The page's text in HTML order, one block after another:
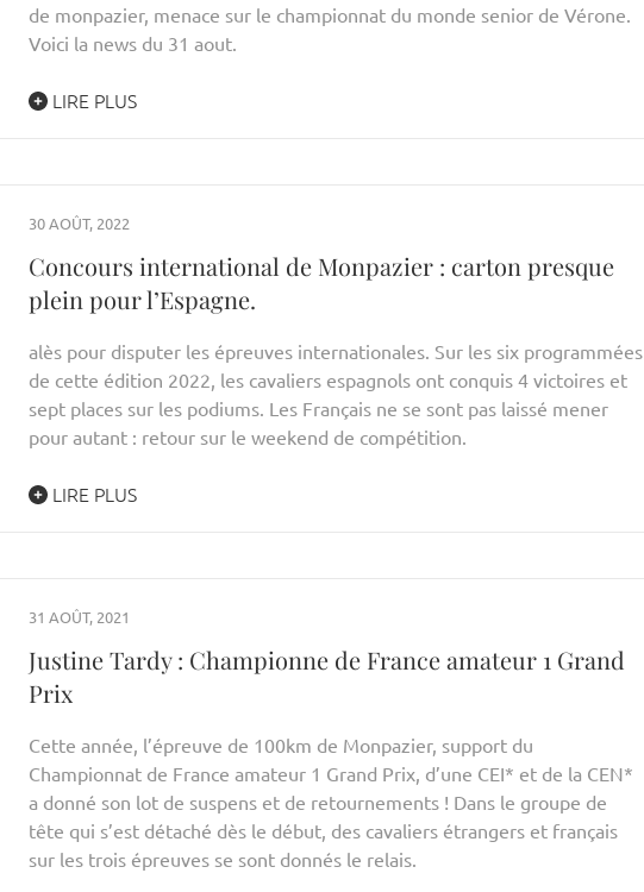
de monpazier, menace sur le championnat du monde senior de Vérone.
Voici la news du 31 aout.
LIRE PLUS
30 AOÛT, 2022
Concours international de Monpazier : carton presque
plein pour l’Espagne.
alès pour disputer les épreuves internationales. Sur les six programmées
de cette édition 2022, les cavaliers espagnols ont conquis 4 victoires et
sept places sur les podiums. Les Français ne se sont pas laissé mener
pour autant : retour sur le weekend de compétition.
LIRE PLUS
31 AOÛT, 2021
Justine Tardy : Championne de France amateur 1 Grand
Prix
Cette année, l’épreuve de 100km de Monpazier, support du
Championnat de France amateur 1 Grand Prix, d’une CEI* et de la CEN*
a donné son lot de suspens et de retournements ! Dans le groupe de
tête qui s’est détaché dès le début, des cavaliers étrangers et français
sur les trois épreuves se sont donnés le relais.